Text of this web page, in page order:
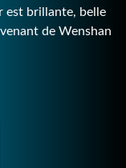
est brillante, belle
de Wenshan